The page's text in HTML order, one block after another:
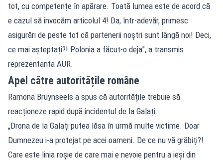
tot, cu competențe în apărare. Toată lumea este de acord că
e cazul să invocăm articolul 4! Da, într-adevăr, primesc
asigurări de peste tot că partenerii noștri sunt lângă noi! Deci,
ce mai așteptați?! Polonia a făcut-o deja”, a transmis
reprezentanta AUR.
Apel către autoritățile române
Ramona Bruynseels a spus că autoritățile trebuie să
reacționeze rapid după incidentul de la Galați.
„Drona de la Galați putea lăsa în urmă multe victime. Doar
Dumnezeu i-a protejat pe acei oameni. De ce nu vă grăbiți?!
Care este linia roșie de care mai e nevoie pentru a ieși din